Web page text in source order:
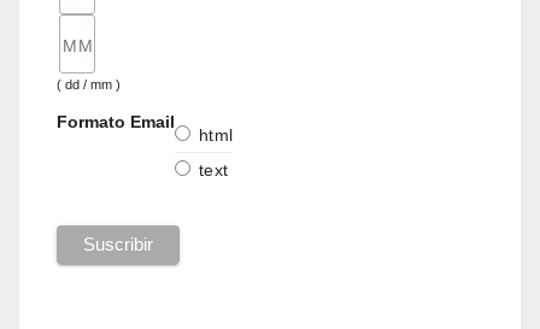
( dd / mm )
Formato Email
html
text